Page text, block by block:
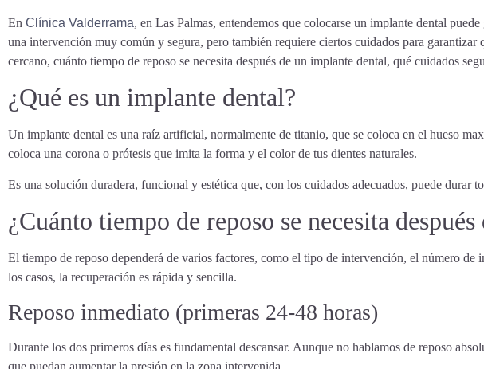
En Clínica Valderrama, en Las Palmas, entendemos que colocarse un implante dental
una intervención muy común y segura, pero también requiere ciertos cuidados para
cercano, cuánto tiempo de reposo se necesita después de un implante dental, qué cuidados
¿Qué es un implante dental?
Un implante dental es una raíz artificial, normalmente de titanio, que se coloca en el hueso
coloca una corona o prótesis que imita la forma y el color de tus dientes naturales.
Es una solución duradera, funcional y estética que, con los cuidados adecuados, puede durar
¿Cuánto tiempo de reposo se necesita
El tiempo de reposo dependerá de varios factores, como el tipo de intervención, el número
los casos, la recuperación es rápida y sencilla.
Reposo inmediato (primeras 24-48 horas)
Durante los dos primeros días es fundamental descansar. Aunque no hablamos de reposo
que puedan aumentar la presión en la zona intervenida.